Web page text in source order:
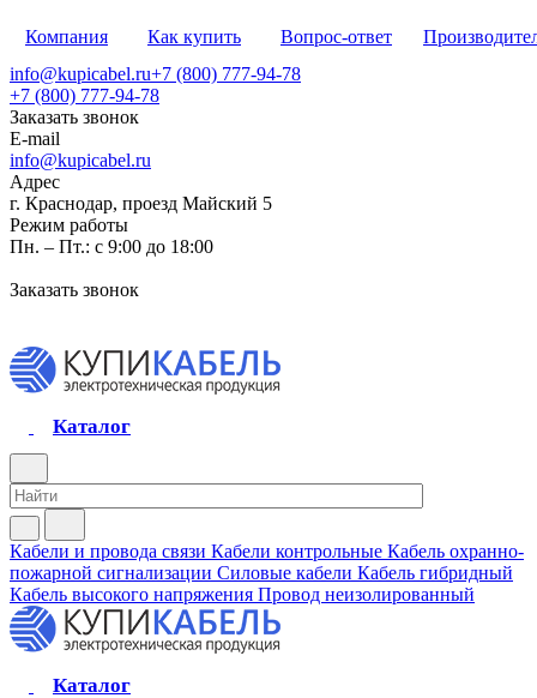
Компания Как купить Вопрос-ответ
info@kupicabel.ru+7 (800) 777-94-78
+7 (800) 777-94-78
Заказать звонок
E-mail
info@kupicabel.ru
Адрес
г. Краснодар, проезд Майский 5
Режим работы
Пн. – Пт.: с 9:00 до 18:00
Заказать звонок
Каталог
Кабели и провода связи Кабели контрольные Кабель охранно-
пожарной сигнализации Силовые кабели Кабель гибридный
Кабель высокого напряжения Провод неизолированный
Каталог